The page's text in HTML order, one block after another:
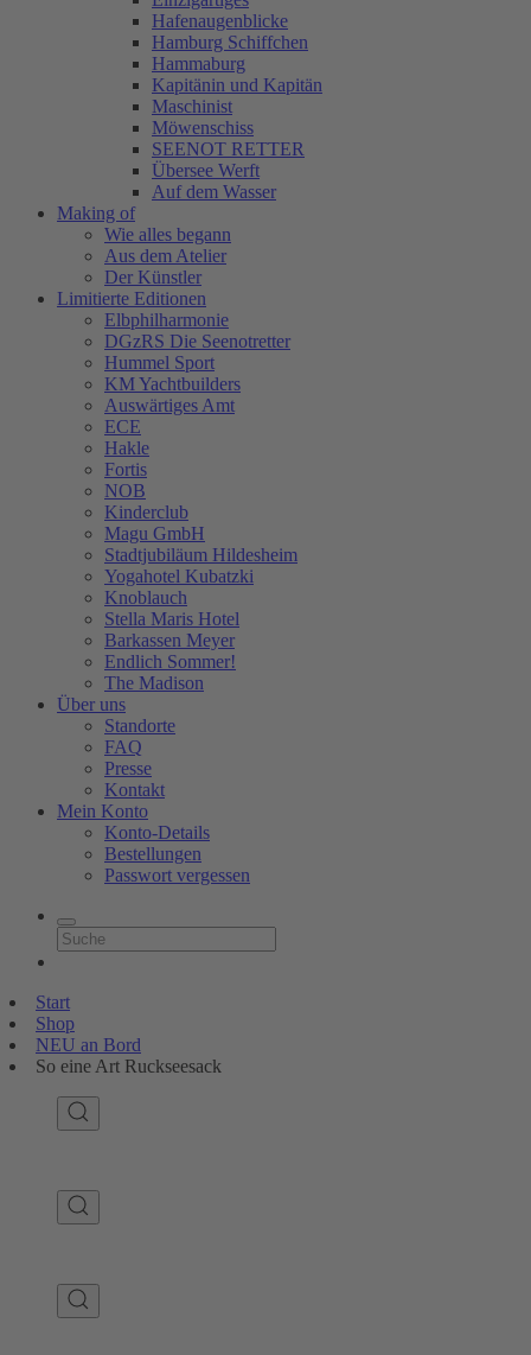
Hafenaugen­blicke
Hamburg Schiffchen
Hammaburg
Kapitänin und Kapitän
Maschinist
Möwenschiss
SEENOT RETTER
Übersee Werft
Auf dem Wasser
Making of
Wie alles begann
Aus dem Atelier
Der Künstler
Limitierte Editionen
Elbphilharmonie
DGzRS Die Seenotretter
Hummel Sport
KM Yachtbuilders
Auswärtiges Amt
ECE
Hakle
Fortis
NOB
Kinderclub
Magu GmbH
Stadtjubiläum Hildesheim
Yogahotel Kubatzki
Knoblauch
Stella Maris Hotel
Barkassen Meyer
Endlich Sommer!
The Madison
Über uns
Standorte
FAQ
Presse
Kontakt
Mein Konto
Konto-Details
Bestellungen
Passwort vergessen
Start
Shop
NEU an Bord
So eine Art Ruckseesack